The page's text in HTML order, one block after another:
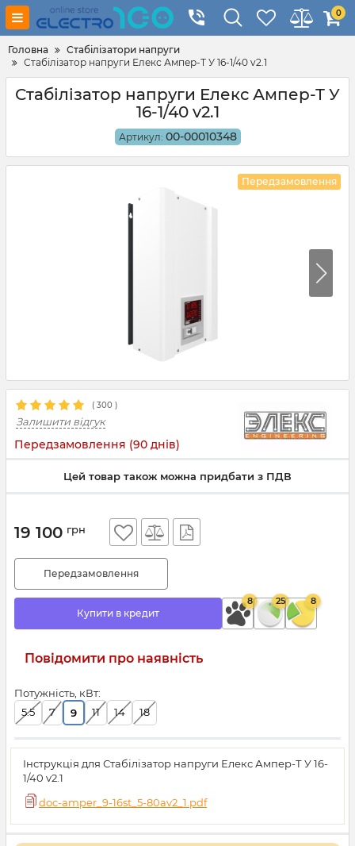
0
Головна
Стабілізатори напруги
Стабілізатор напруги Елекс Ампер-Т У 16-1/40 v2.1
Стабілізатор напруги Елекс Ампер-Т У
16-1/40 v2.1
Артикул: 00-00010348
Передзамовлення
( 300 )
Залишити відгук
Передзамовлення (90 днів)
Цей товар також можна придбати з ПДВ
Інструкція для Стабілізатор напруги Елекс Ампер-Т У 16-
1/40 v2.1
doc-amper_9-16st_5-80av2_1.pdf
Потужність, кВт:
5.5
7 9 11 14 18
19 100 грн
Передзамовлення
Купити в кредит
8 25 8
Повідомити про наявність